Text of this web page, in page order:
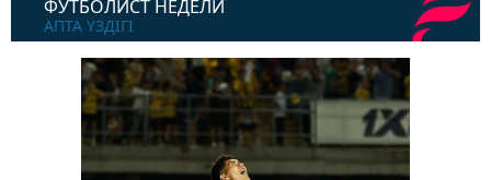
ФУТБОЛИСТ НЕДЕЛИ
АПТА ҮЗДІГІ